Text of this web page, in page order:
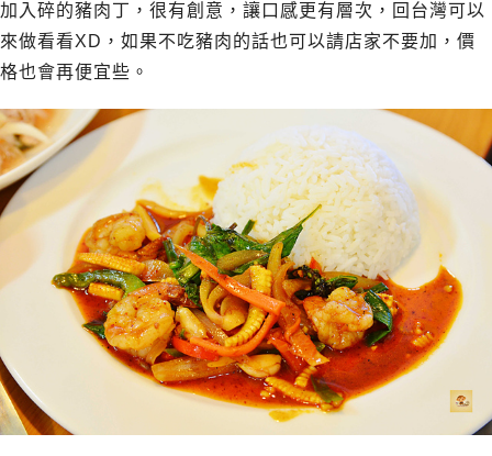
加入碎的豬肉丁，很有創意，讓口感更有層次，回台灣可以
來做看看XD，如果不吃豬肉的話也可以請店家不要加，價
格也會再便宜些。